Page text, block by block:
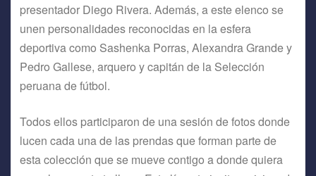
presentador Diego Rivera. Además, a este elenco se
unen personalidades reconocidas en la esfera
deportiva como Sashenka Porras, Alexandra Grande y
Pedro Gallese, arquero y capitán de la Selección
peruana de fútbol.
Todos ellos participaron de una sesión de fotos donde
lucen cada una de las prendas que forman parte de
esta colección que se mueve contigo a donde quiera